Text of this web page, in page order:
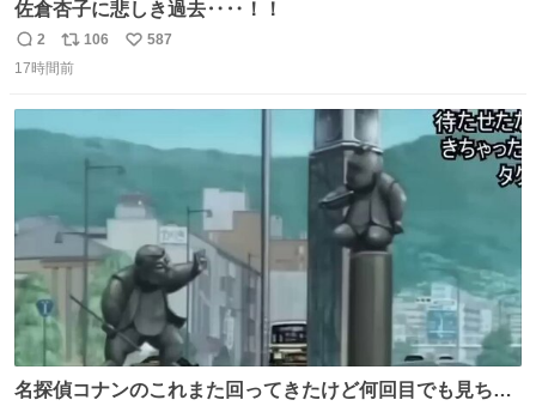
佐倉杏子に悲しき過去‥‥！！
返
信
2
リ
ポ
106
い
587
17時間前
名探偵コナンのこれまた回ってきたけど何回目でも見ちゃ